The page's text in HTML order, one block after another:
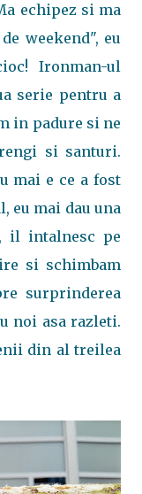
echipez si ma
weekend", eu
Ironman-ul
serie pentru a
in padure si ne
si santuri.
mai e ce a fost
eu mai dau una
il intalnesc pe
si schimbam
surprinderea
noi asa razleti.
din al treilea